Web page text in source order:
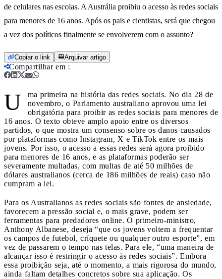
de celulares nas escolas. A Austrália proibiu o acesso às redes sociais
para menores de 16 anos. Após os pais e cientistas, será que chegou
a vez dos políticos finalmente se envolverem com o assunto?
Copiar o link Arquivar artigo
Compartilhar em :
U
ma primeira na história das redes sociais. No dia 28 de
novembro, o Parlamento australiano aprovou uma lei
obrigatória para proibir as redes sociais para menores de
16 anos. O texto obteve amplo apoio entre os diversos
partidos, o que mostra um consenso sobre os danos causados
por plataformas como Instagram, X e TikTok entre os mais
jovens. Por isso, o acesso a essas redes será agora proibido
para menores de 16 anos, e as plataformas poderão ser
severamente multadas, com multas de até 50 milhões de
dólares australianos (cerca de 186 milhões de reais) caso não
cumpram a lei.
Para os Australianos as redes sociais são fontes de ansiedade,
favorecem a pressão social e, o mais grave, podem ser
ferramentas para predadores online. O primeiro-ministro,
Anthony Albanese, deseja “que os jovens voltem a frequentar
os campos de futebol, críquete ou qualquer outro esporte”, em
vez de passarem o tempo nas telas. Para ele, “uma maneira de
alcançar isso é restringir o acesso às redes sociais”. Embora
essa proibição seja, até o momento, a mais rigorosa do mundo,
ainda faltam detalhes concretos sobre sua aplicação. Os